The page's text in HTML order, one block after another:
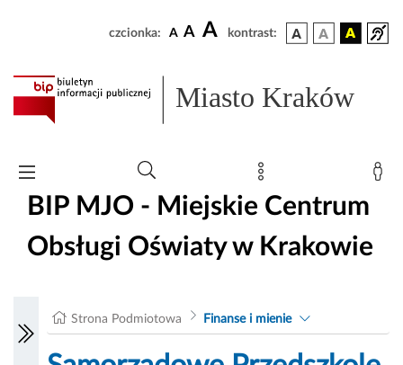
czcionka: A A A kontrast:
Miasto Kraków
BIP MJO - Miejskie Centrum
Obsługi Oświaty w Krakowie
Strona Podmiotowa Finanse i mienie